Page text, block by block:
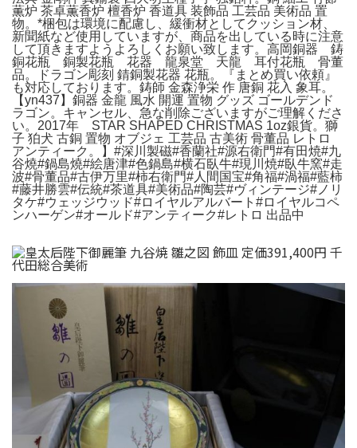
薫炉 茶卓薫香炉 檀香炉 香道具 装飾品 工芸品 美術品 置
物。*梱包は環境に配慮し、緩衝材としてクッション材、
新聞紙など使用していますが、商品を出している時に注意
して頂きますようよろしくお願い致します。高岡銅器 鋳
銅花瓶 銅製花瓶 花器 龍泉堂 天龍 耳付花瓶 骨董
品。ドラゴン彫刻 錆銅製花器 花瓶。『まとめ買い依頼』
も対応しております。鋳師 金森浄栄 作 唐銅 花入 象耳。
【yn437】銅器 金龍 風水 開運 置物 グッズ ゴールデンド
ラゴン。キャンセル、急な削除ございますがご理解くださ
い。2017年 STAR SHAPED CHRISTMAS 1oz銀貨。獅
子 狛犬 古銅 置物 オブジェ 工芸品 古美術 骨董品 レトロ
アンティーク。】#深川製磁#香蘭社#源右衛門#有田焼#九
谷燒#鍋島燒#絵唐津#色鍋島#横石臥牛#現川焼#臥牛窯#走
波#骨董品#古伊万里#柿右衛門#人間国宝#角福#渦福#藍柿
#藤井勝雲#伝統#茶道具#美術品#陶芸#ヴィンテージ#ノリ
タケ#ウェッジウッド#ロイヤルアルバート#ロイヤルコペ
ンハーゲン#オールド#アンティーク#レトロ 出品中